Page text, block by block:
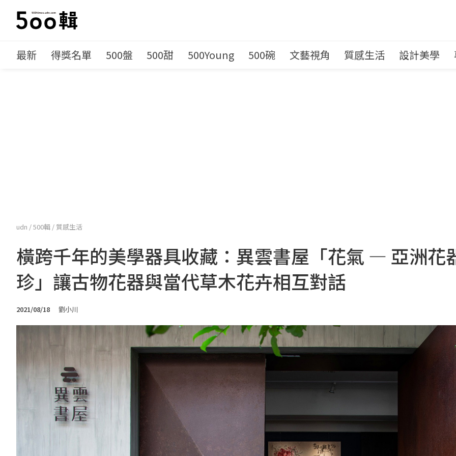
最新 得獎名單 500盤 500甜 500Young 500碗 文藝視角 質感生活 設計美學
udn /500輯 / 質感生活
橫跨千年的美學器具收藏：異雲書屋「花氣 — 亞洲花
珍」讓古物花器與當代草木花卉相互對話
2021/08/18 劉小川